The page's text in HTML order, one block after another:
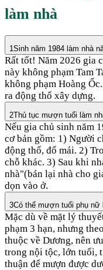
làm nhà
1 Sinh năm 1984 làm nhà
Rất tốt! Năm 2026 gia
này không phạm Tam
không phạm Hoàng
ra động thổ xây dựng.
2Thủ tục mượn tuổi làm
Nếu gia chủ sinh năm
cơ bản gồm: 1) Người
động thổ, đổ mái. 2)
chỗ khác. 3) Sau khi
nhà"(bán lại nhà cho
dọn vào ở.
3Có thể mượn tuổi phụ nữ
Mặc dù về mặt lý
phạm 3 hạn, nhưng
thuộc về Dương, nên
trong nội tộc, lớn tuổi,
thuận để mượn được